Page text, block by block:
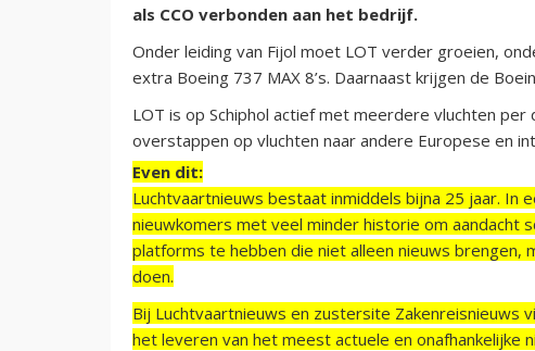
als CCO verbonden aan het bedrijf.
Onder leiding van Fijol moet LOT verder groeien,
extra Boeing 737 MAX 8’s. Daarnaast krijgen de
LOT is op Schiphol actief met meerdere vluchten per
overstappen op vluchten naar andere Europese en
Even dit:
Luchtvaartnieuws bestaat inmiddels bijna 25 jaar. In
nieuwkomers met veel minder historie om aandacht
platforms te hebben die niet alleen nieuws brengen,
doen.
Bij Luchtvaartnieuws en zustersite Zakenreisnieuws
het leveren van het meest actuele en onafhankelijke